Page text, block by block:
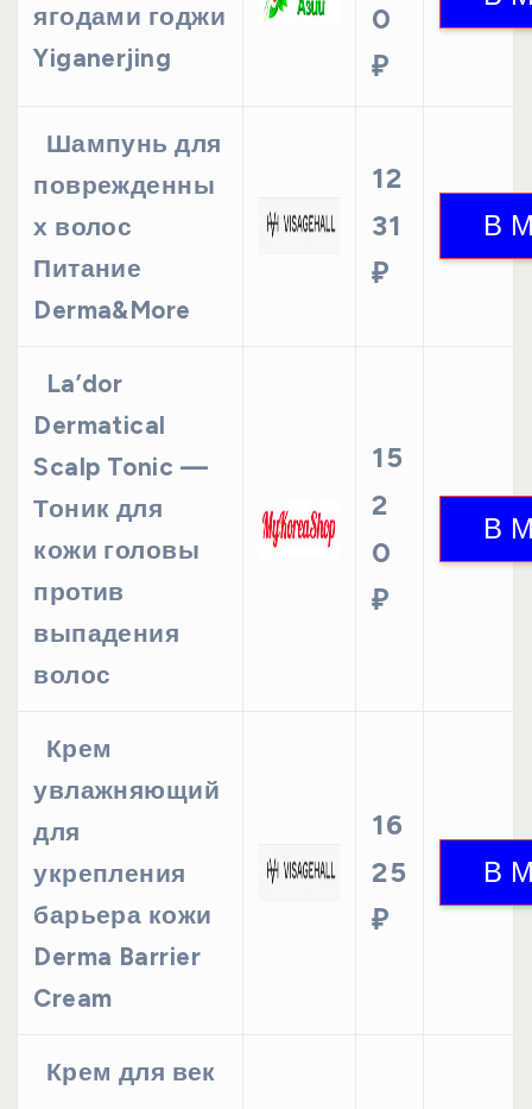
ягодами годжи
Yiganerjing
0
₽
Шампунь для
поврежденны
х волос
Питание
Derma&More
12
31
₽
La’dor
Dermatical
Scalp Tonic —
Тоник для
кожи головы
против
выпадения
волос
15
2
0
₽
Крем
увлажняющий
для
укрепления
барьера кожи
Derma Barrier
Cream
16
25
₽
Крем для век